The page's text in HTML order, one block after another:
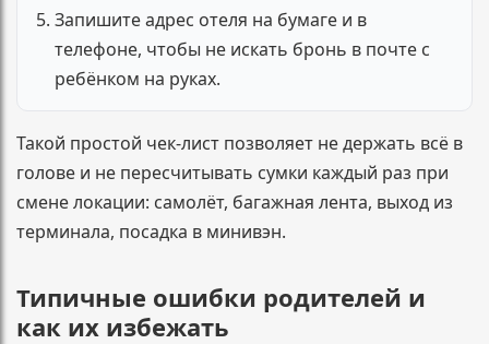
Запишите адрес отеля на бумаге и в
телефоне, чтобы не искать бронь в почте с
ребёнком на руках.
Такой простой чек-лист позволяет не держать всё в
голове и не пересчитывать сумки каждый раз при
смене локации: самолёт, багажная лента, выход из
терминала, посадка в минивэн.
Типичные ошибки родителей и
как их избежать